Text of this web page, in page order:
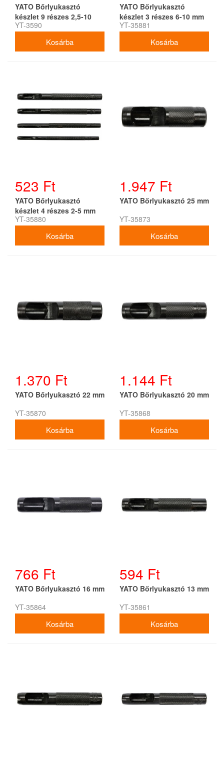
YATO Bőrlyukasztó
készlet 9 részes 2,5-10
mm
YT-3590
YATO Bőrlyukasztó
készlet 3 részes 6-10 mm
YT-35881
523 Ft
YATO Bőrlyukasztó
készlet 4 részes 2-5 mm
YT-35880
1.947 Ft
YATO Bőrlyukasztó 25 mm
YT-35873
1.370 Ft
YATO Bőrlyukasztó 22 mm
YT-35870
1.144 Ft
YATO Bőrlyukasztó 20 mm
YT-35868
766 Ft
YATO Bőrlyukasztó 16 mm
YT-35864
594 Ft
YATO Bőrlyukasztó 13 mm
YT-35861